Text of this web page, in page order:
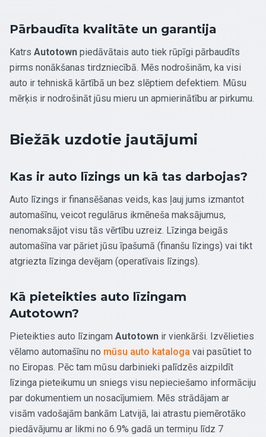
Pārbaudīta kvalitāte un garantija
Katrs Autotown piedāvātais auto tiek rūpīgi pārbaudīts
pirms nonākšanas tirdzniecībā. Mēs nodrošinām, ka visi
auto ir tehniskā kārtībā un bez slēptiem defektiem. Mūsu
mērķis ir nodrošināt jūsu mieru un apmierinātību ar pirkumu.
Biežāk uzdotie jautājumi
Kas ir auto līzings un kā tas darbojas?
Auto līzings ir finansēšanas veids, kas ļauj jums izmantot
automašīnu, veicot regulārus ikmēneša maksājumus,
nenomaksājot visu tās vērtību uzreiz. Līzinga beigās
automašīna var pāriet jūsu īpašumā (finanšu līzings) vai tikt
atgriezta līzinga devējam (operatīvais līzings).
Kā pieteikties auto līzingam
Autotown?
Pieteikties auto līzingam Autotown ir vienkārši. Izvēlieties
vēlamo automašīnu no mūsu auto kataloga vai pasūtiet to
no Eiropas. Pēc tam mūsu darbinieki palīdzēs aizpildīt
līzinga pieteikumu un sniegs visu nepieciešamo informāciju
par dokumentiem un nosacījumiem. Mēs strādājam ar
visām vadošajām bankām Latvijā, lai atrastu piemērotāko
piedāvājumu ar likmi no 6.9% gadā un termiņu līdz 7